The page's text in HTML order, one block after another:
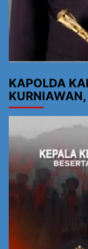
KAPOLDA